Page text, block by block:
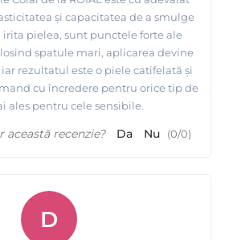
ROIAL Italia :
de topire mai scazuta (42-
exclude orice arsuri ale pielii;
lent, prin urmare momentul
a foliculilor este mai lung si astfel
de durere este redusa;
numai dupa aceea se intareste;
Ceara FILMnu lasa nici un fir de par
rupt;
și capacitatea de a smulge
irita pielea, sunt punctele forte ale
spatule mari, aplicarea devine
rezultatul este o piele catifelată și
cu încredere pentru orice tip de
ales pentru cele sensibile.
această recenzie? Da Nu (0/0)
D